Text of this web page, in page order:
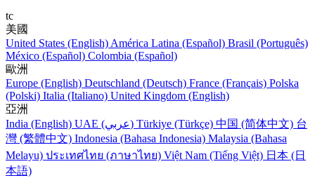
tc
美國
United States (English) América Latina (Español) Brasil (Português)
México (Español) Colombia (Español)
歐洲
Europe (English) Deutschland (Deutsch) France (Français) Polska
(Polski) Italia (Italiano) United Kingdom (English)
亞洲
India (English)
UAE (عربي) Türkiye (Türkçe) 中国 (简体中文) 台
灣 (繁體中文) Indonesia (Bahasa Indonesia) Malaysia (Bahasa
Melayu) ประเทศไทย (ภาษาไทย) Việt Nam (Tiếng Việt) 日本 (日
本語)